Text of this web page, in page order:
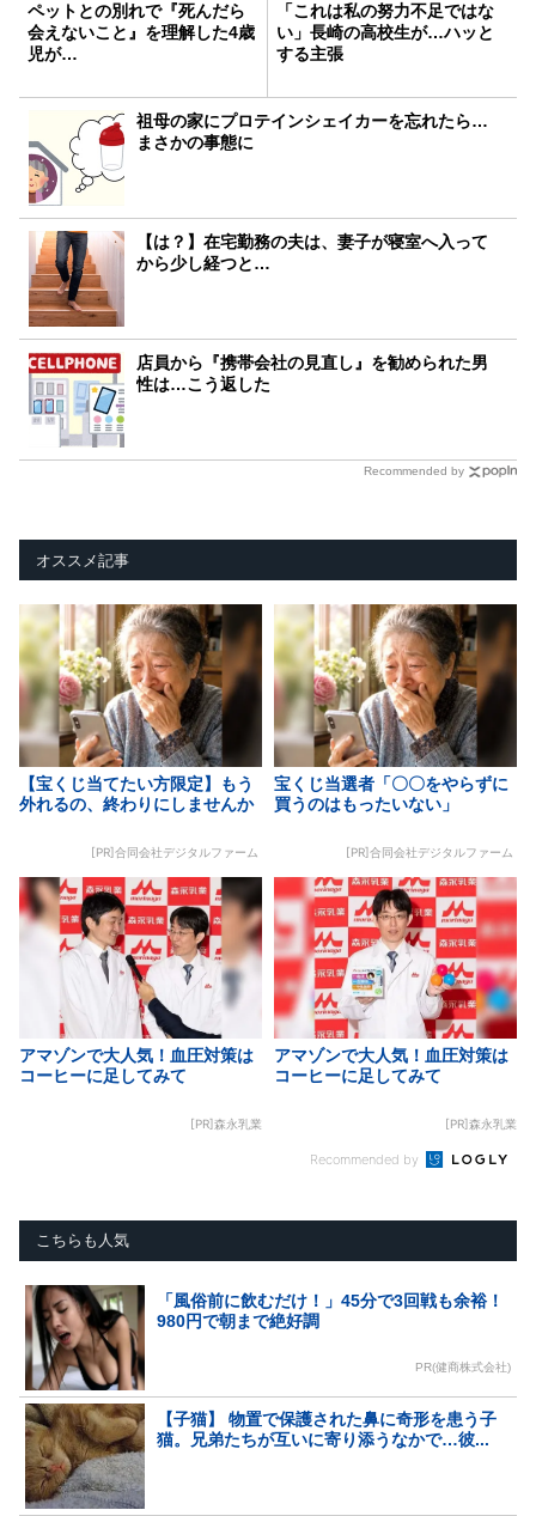
ペットとの別れで『死んだら
会えないこと』を理解した4歳
児が…
「これは私の努力不足ではな
い」長崎の高校生が…ハッと
する主張
祖母の家にプロテインシェイカーを忘れたら…
まさかの事態に
【は？】在宅勤務の夫は、妻子が寝室へ入って
から少し経つと…
店員から『携帯会社の見直し』を勧められた男
性は…こう返した
Recommended by
オススメ記事
【宝くじ当てたい方限定】もう
外れるの、終わりにしませんか
[PR]合同会社デジタルファーム
宝くじ当選者「〇〇をやらずに
買うのはもったいない」
[PR]合同会社デジタルファーム
アマゾンで大人気！血圧対策は
コーヒーに足してみて
[PR]森永乳業
アマゾンで大人気！血圧対策は
コーヒーに足してみて
[PR]森永乳業
Recommended by
こちらも人気
「風俗前に飲むだけ！」45分で3回戦も余裕！
980円で朝まで絶好調
PR(健商株式会社)
【子猫】 物置で保護された鼻に奇形を患う子
猫。兄弟たちが互いに寄り添うなかで…彼...